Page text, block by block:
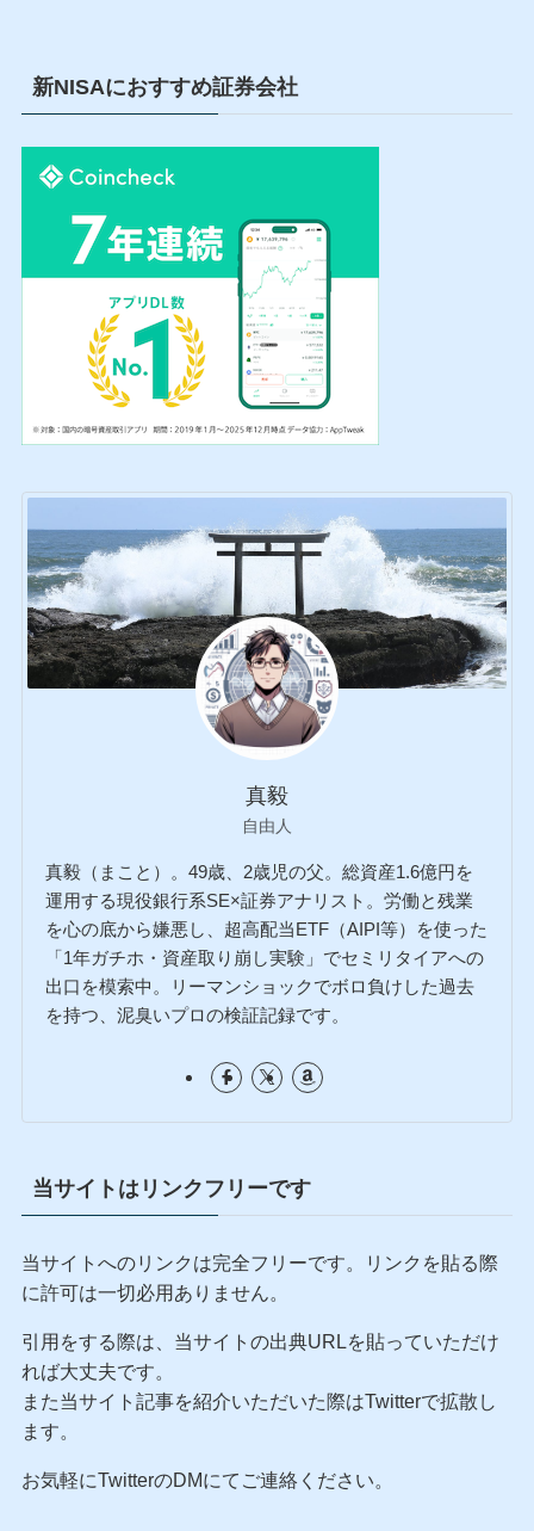
新NISAにおすすめ証券会社
真毅
自由人
真毅（まこと）。49歳、2歳児の父。総資産1.6億円を
運用する現役銀行系SE×証券アナリスト。労働と残業
を心の底から嫌悪し、超高配当ETF（AIPI等）を使った
「1年ガチホ・資産取り崩し実験」でセミリタイアへの
出口を模索中。リーマンショックでボロ負けした過去
を持つ、泥臭いプロの検証記録です。
当サイトはリンクフリーです
当サイトへのリンクは完全フリーです。リンクを貼る際
に許可は一切必用ありません。
引用をする際は、当サイトの出典URLを貼っていただけ
れば大丈夫です。
また当サイト記事を紹介いただいた際はTwitterで拡散し
ます。
お気軽にTwitterのDMにてご連絡ください。